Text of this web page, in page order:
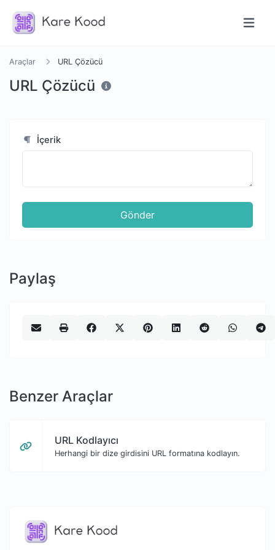
Araçlar URL Çözücü
URL Çözücü
İçerik
Gönder
Paylaş
Benzer Araçlar
URL Kodlayıcı
Herhangi bir dize girdisini URL formatına kodlayın.